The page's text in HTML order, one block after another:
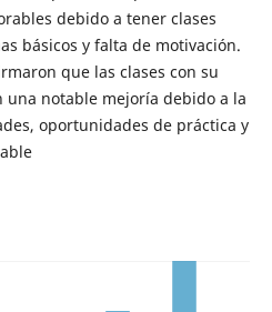
debido a tener clases
básicos y falta de motivación.
que las clases con su
notable mejoría debido a la
oportunidades de práctica y